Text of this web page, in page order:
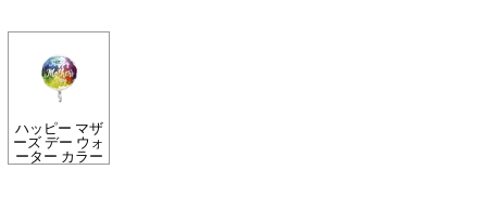
ハッピー マザ
ーズ デー ウォ
ーター カラー